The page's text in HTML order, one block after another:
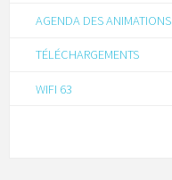
AGENDA DES ANIMATIONS
TÉLÉCHARGEMENTS
WIFI 63